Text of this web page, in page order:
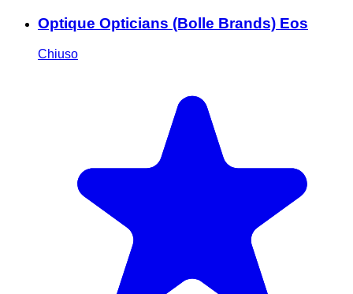
Optique Opticians (Bolle Brands) Eos
Chiuso